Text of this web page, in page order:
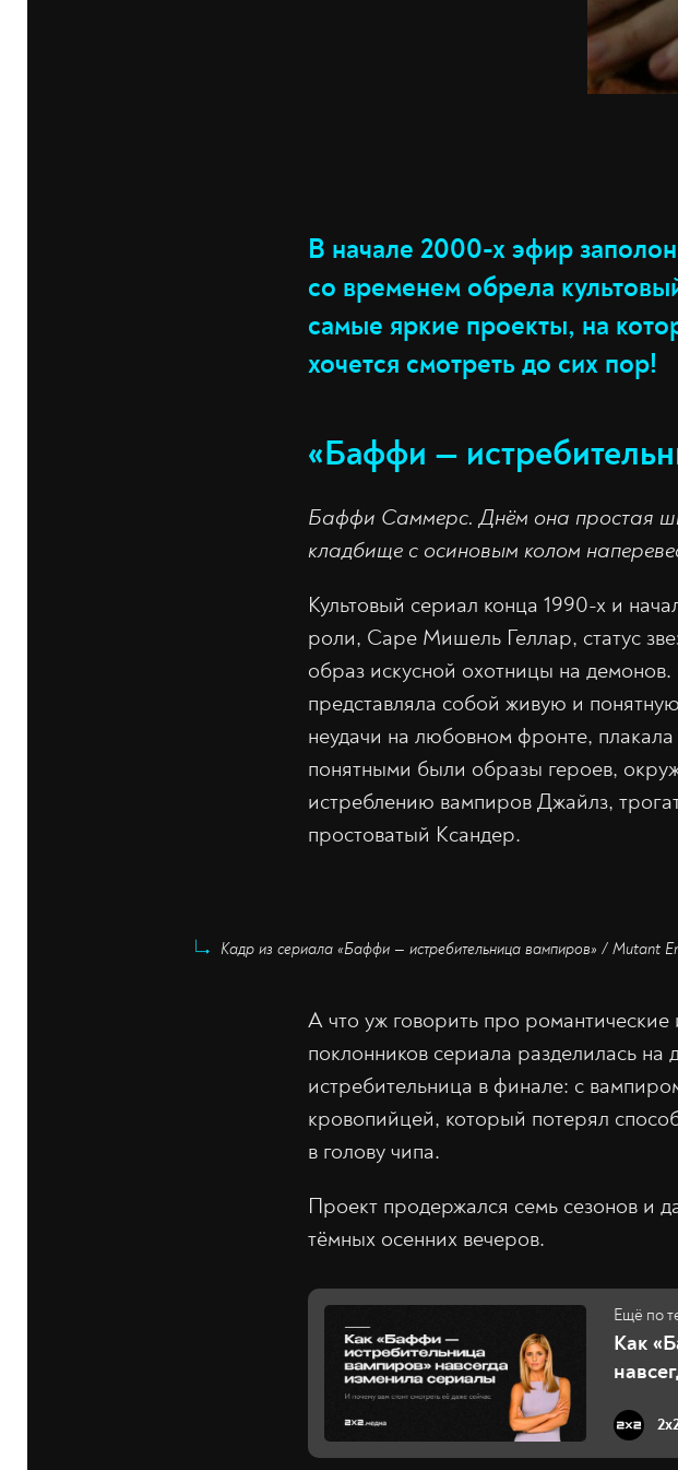
В начале 2000-х эфир
со временем обрела
самые яркие проекты, на
хочется смотреть до сих пор!
«Баффи —
Баффи Саммерс. Днём она простая
кладбище с осиновым колом
Культовый сериал конца 1990-х и
роли, Саре Мишель Геллар, статус
образ искусной охотницы на
представляла собой живую и
неудачи на любовном фронте,
понятными были образы героев,
истреблению вампиров Джайлз,
простоватый Ксандер.
Кадр из сериала «Баффи — истребительница вампиров» / Mutant
А что уж говорить про
поклонников сериала разделилась на
истребительница в финале: с
кровопийцей, который потерял
в голову чипа.
Проект продержался семь сезонов и
тёмных осенних вечеров.
Как